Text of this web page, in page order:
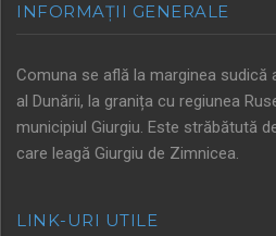
INFORMAȚII GENERALE
Comuna se află la marginea sudică
al Dunării, la granița cu regiunea
municipiul Giurgiu. Este străbătută
care leagă Giurgiu de Zimnicea.
LINK-URI UTILE